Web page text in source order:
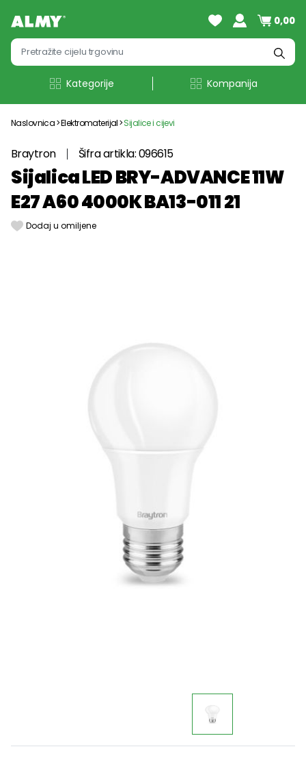
0,00
Kategorije Kompanija
Naslovnica Elektromaterijal Sijalice i cijevi
Braytron Šifra artikla: 096615
Sijalica LED BRY-ADVANCE 11W
E27 A60 4000K BA13-011 21
Dodaj u omiljene